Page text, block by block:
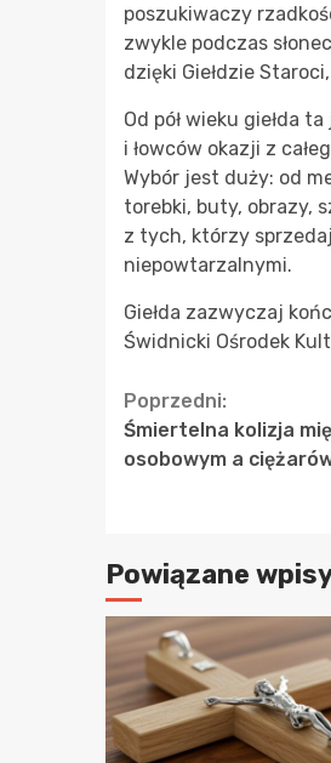
poszukiwaczy
zwykle podczas
dzięki Giełdzie
Od pół wieku giełda
i łowców okazji z
Wybór jest duży: od
torebki, buty, obrazy,
z tych, którzy
niepowtarzalnymi.
Giełda zazwyczaj
Świdnicki Ośrodek
Continue
Reading
Poprzedni:
Śmiertelna kolizja
osobowym a
Powiązane